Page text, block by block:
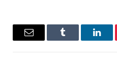
لينكدإن Tumblr
البريد